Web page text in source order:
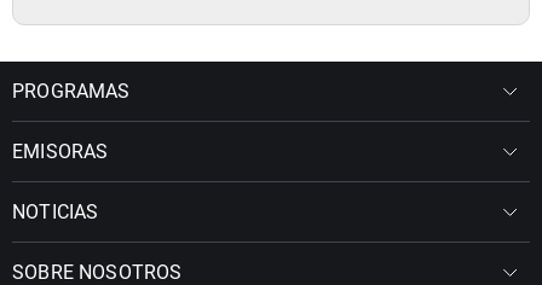
PROGRAMAS
EMISORAS
NOTICIAS
SOBRE NOSOTROS